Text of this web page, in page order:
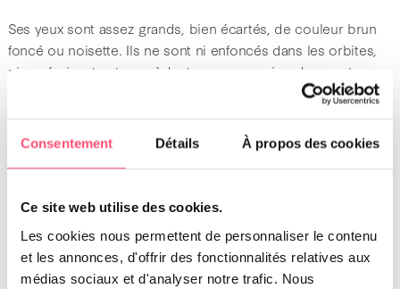
Consentement Détails À propos des cookies
Ce site web utilise des cookies.
Les cookies nous permettent de personnaliser le contenu
et les annonces, d'offrir des fonctionnalités relatives aux
médias sociaux et d'analyser notre trafic. Nous
Ses yeux sont assez grands, bien écartés, de couleur brun
foncé ou noisette. Ils ne sont ni enfoncés dans les orbites,
ni proéminents et possèdent une expression douce et
Ses oreilles sont longues et l’extrémité est arrondie. Si on
les étire, elles peuvent presque atteindre l’extrémité du nez.
Elles sont attachées bas et leur texture est fine. Elles
Son cou est de longueur suffisante afin de permettre au
chien de mettre facilement le nez au sol. Il est légèrement
incurvé et présente peu de fanon.